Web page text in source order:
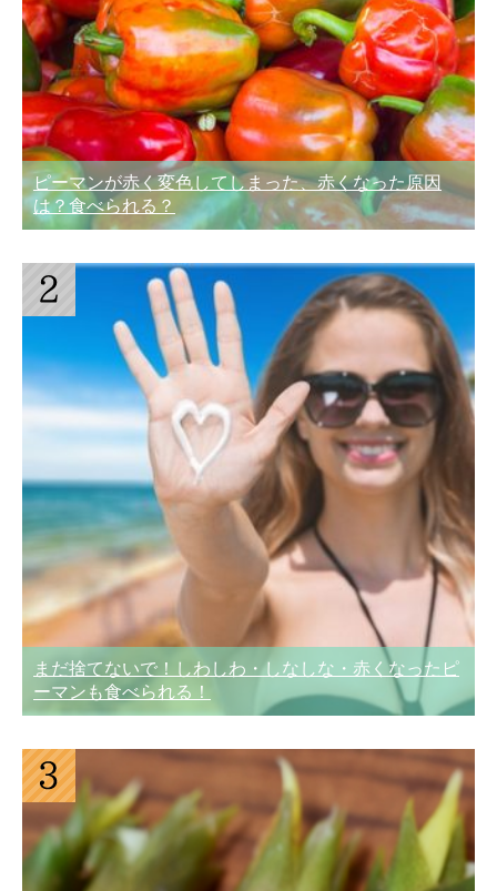
ピーマンが赤く変色してしまった、赤くなった原因
は？食べられる？
まだ捨てないで！しわしわ・しなしな・赤くなったピ
ーマンも食べられる！